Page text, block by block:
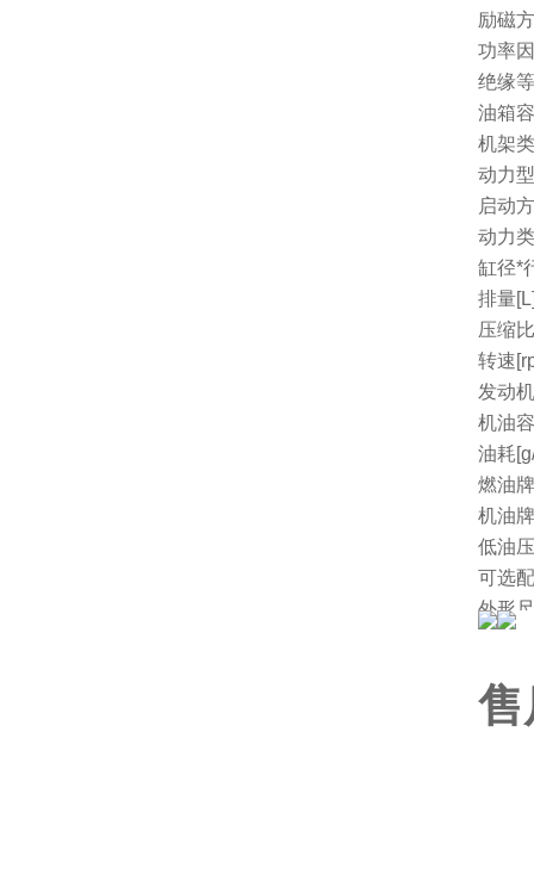
励磁
功率
绝缘
油箱
机架
动力
启动
动力
缸径*
排量
压缩比
转速
发动
机油
油耗
燃油
机油
低油
可选
外形
售